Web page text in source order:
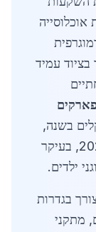
אוכלוסייה
דמוגרפית
עמיד
שקלים בשנה,
עם תחזית לעלייה של 12% עד סוף 2026, בעיקר
ילדים.
בגדרות
מתקני